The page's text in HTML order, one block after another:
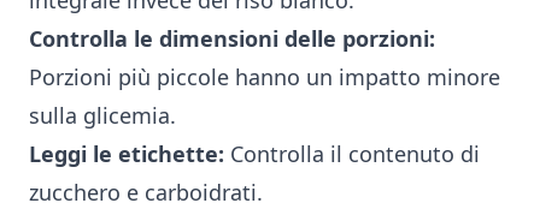
Controlla le dimensioni delle porzioni:
Porzioni più piccole hanno un impatto minore
sulla glicemia.
Leggi le etichette: Controlla il contenuto di
zucchero e carboidrati.